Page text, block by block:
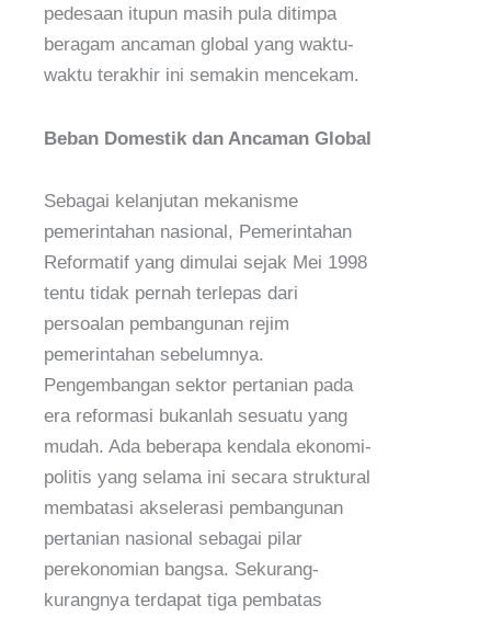
pedesaan itupun masih pula ditimpa
beragam ancaman global yang waktu-
waktu terakhir ini semakin mencekam.
Beban Domestik dan Ancaman Global
Sebagai kelanjutan mekanisme
pemerintahan nasional, Pemerintahan
Reformatif yang dimulai sejak Mei 1998
tentu tidak pernah terlepas dari
persoalan pembangunan rejim
pemerintahan sebelumnya.
Pengembangan sektor pertanian pada
era reformasi bukanlah sesuatu yang
mudah. Ada beberapa kendala ekonomi-
politis yang selama ini secara struktural
membatasi akselerasi pembangunan
pertanian nasional sebagai pilar
perekonomian bangsa. Sekurang-
kurangnya terdapat tiga pembatas